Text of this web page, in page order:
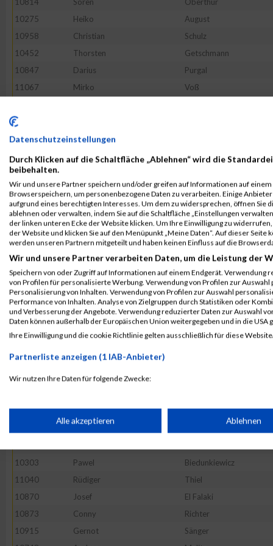
10275
Heiko August
10958
Christian Schulz
10452
Thorsten Getschmann
10847
Darius Purgal
11067
Mirko Voß
10795
10798
Johannes
11162
-- Noname
10726
11089
Felix Weitenhagen
10810
Lukas Northrup
10568
Lukas Janisch
10974
Serdar Seçkin
10368
Joachim Denk
10531
Falk Hillebercht
10543
Michael Hohenwald
10508
Gunnar Heide
10383
Michael Dufft
10418
Martin
10483
Jens-Peter
10633
Thomas Knauer
Ekrem
10303
Pawel Biedunkiewicz
11040
Rüdiger Thiel
10870
Josef El Falaki
10873
Conny Richter
10915
Gernot Sänger
Datenschutzeinstellungen
Durch Klicken auf die Schaltfläche „Ablehnen“ wird die
beibehalten.
Wir und unsere Partner speichern und/oder greifen auf Informationen auf einem
Browserspeichern, um personenbezogene Daten zu verarbeiten. Einige
aufgrund eines berechtigten Interesses. Um dem zu widersprechen, öffnen Sie
ablehnen oder verwalten, indem Sie auf die Schaltfläche „Einstellungen
der linken unteren Ecke der Website klicken. Um Ihre Einwilligung zu
der Website und klicken Sie auf den Menüpunkt „Meine Daten“. Auf dieser
werden unseren Partnern mitgeteilt und haben keinen Einfluss auf die
Wir und unsere Partner verarbeiten Daten, um die Leistung der
Speichern von oder Zugriff auf Informationen auf einem Endgerät. Verwendung
von Profilen für personalisierte Werbung. Verwendung von Profilen zur
Personalisierung von Inhalten. Verwendung von Profilen zur Auswahl
Performance von Inhalten. Analyse von Zielgruppen durch Statistiken oder
und Verbesserung der Angebote. Verwendung reduzierter Daten zur Auswahl
Daten können außerhalb der Europäischen Union weitergegeben und in die USA
Ihre Einwilligung und die cookie Richtlinie gelten ausschließlich für diese
Partnerliste anzeigen (1 IAB-Anbieter)
Wir nutzen Ihre Daten für folgende Zwecke:
Speichern von oder Zugriff auf Informationen auf einem
Erstellung von Profilen für personalisierte Werbung
Verwendung von Profilen zur Auswahl personalisierter Werbung
Alle akzeptieren Ablehnen